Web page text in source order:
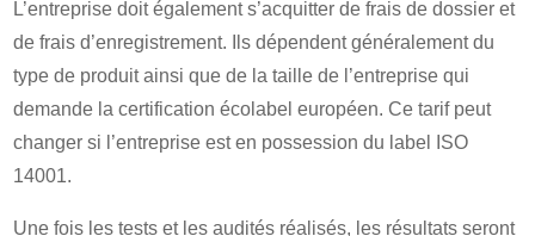
L’entreprise doit également s’acquitter de frais de dossier et
de frais d’enregistrement. Ils dépendent généralement du
type de produit ainsi que de la taille de l’entreprise qui
demande la certification écolabel européen. Ce tarif peut
changer si l’entreprise est en possession du label ISO
14001.
Une fois les tests et les audités réalisés, les résultats seront